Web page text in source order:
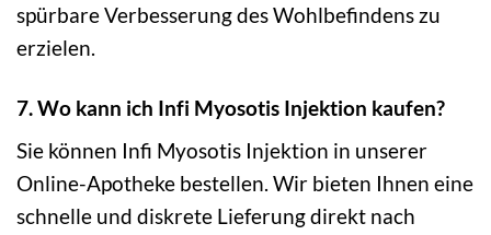
spürbare Verbesserung des Wohlbefindens zu
erzielen.
7. Wo kann ich Infi Myosotis Injektion kaufen?
Sie können Infi Myosotis Injektion in unserer
Online-Apotheke bestellen. Wir bieten Ihnen eine
schnelle und diskrete Lieferung direkt nach